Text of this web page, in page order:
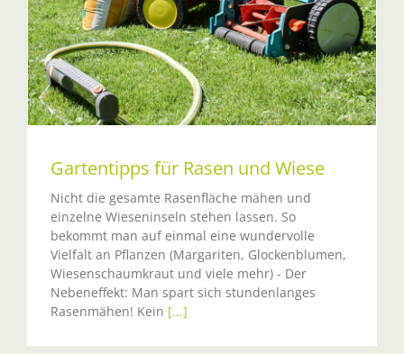
Gartentipps für Rasen und Wiese
Nicht die gesamte Rasenfläche mähen und
einzelne Wieseninseln stehen lassen. So
bekommt man auf einmal eine wundervolle
Vielfalt an Pflanzen (Margariten, Glockenblumen,
Wiesenschaumkraut und viele mehr) - Der
Nebeneffekt: Man spart sich stundenlanges
Rasenmähen! Kein [...]